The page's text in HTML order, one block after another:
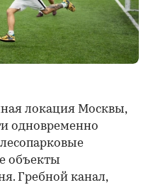
локация Москвы,
одновременно
объекты
Гребной канал,